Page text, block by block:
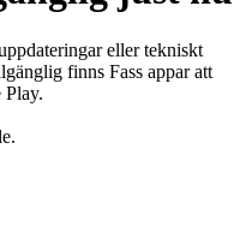
eller tekniskt
finns Fass appar att
Play.